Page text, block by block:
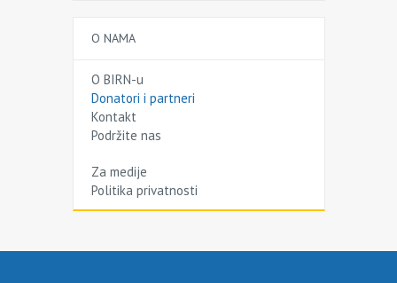
O NAMA
O BIRN-u
Donatori i partneri
Kontakt
Podržite nas
Za medije
Politika privatnosti